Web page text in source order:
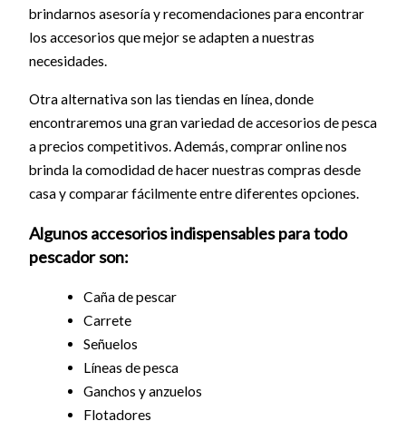
brindarnos asesoría y recomendaciones para encontrar
los accesorios que mejor se adapten a nuestras
necesidades.
Otra alternativa son las tiendas en línea, donde
encontraremos una gran variedad de accesorios de pesca
a precios competitivos. Además, comprar online nos
brinda la comodidad de hacer nuestras compras desde
casa y comparar fácilmente entre diferentes opciones.
Algunos accesorios indispensables para todo
pescador son:
Caña de pescar
Carrete
Señuelos
Líneas de pesca
Ganchos y anzuelos
Flotadores